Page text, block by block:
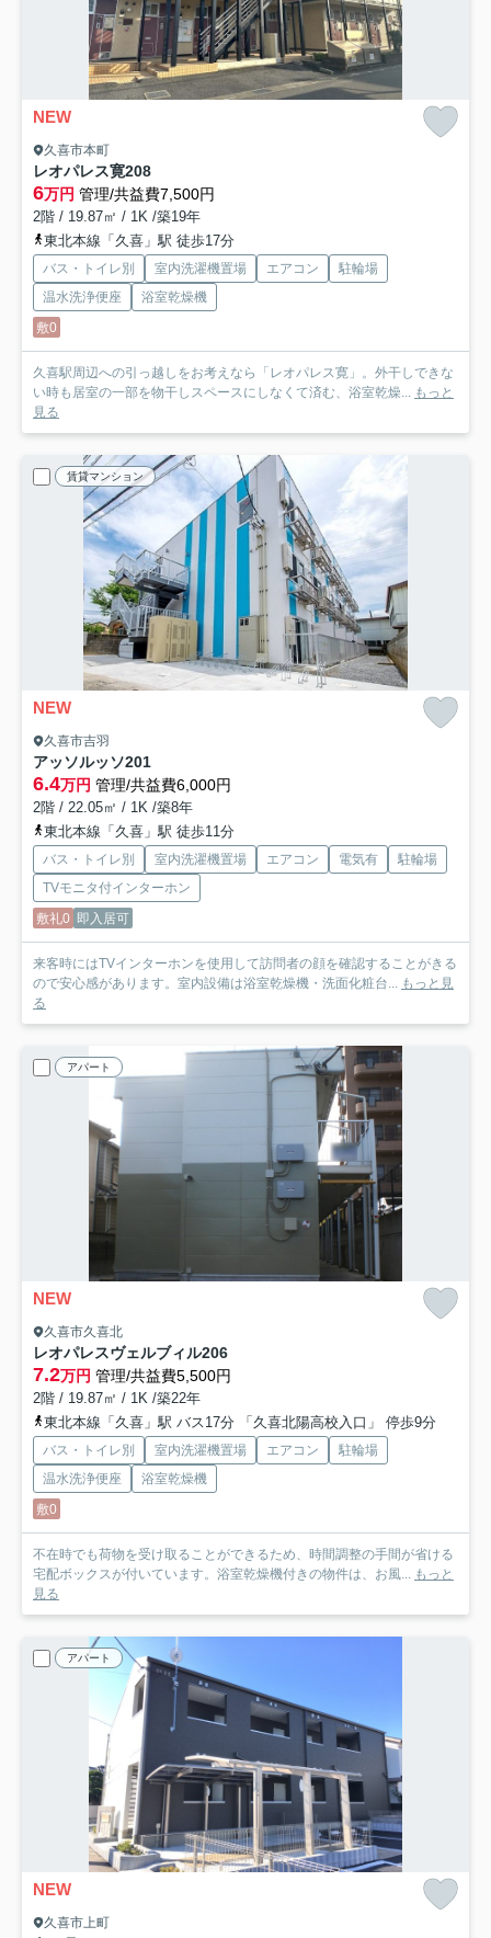
NEW
久喜市本町
レオパレス寛208
6万円 管理/共益費7,500円
2階 / 19.87㎡ / 1K /築19年
東北本線「久喜」駅 徒歩17分
バス・トイレ別 室内洗濯機置場 エアコン
駐輪場
温水洗浄便座
浴室乾燥機
敷0
久喜駅周辺への引っ越しをお考えなら「レオパレス寛」。外干しできな
い時も居室の一部を物干しスペースにしなくて済む、浴室乾燥... もっと
見る
賃貸マンション
NEW
久喜市吉羽
アッソルッソ201
6.4万円 管理/共益費6,000円
2階 / 22.05㎡ / 1K /築8年
東北本線「久喜」駅 徒歩11分
バス・トイレ別 室内洗濯機置場 エアコン 電気有
駐輪場
TVモニタ付インターホン
敷礼0 即入居可
来客時にはTVインターホンを使用して訪問者の顔を確認することがきる
ので安心感があります。室内設備は浴室乾燥機・洗面化粧台... もっと見
る
アパート
NEW
久喜市久喜北
レオパレスヴェルブィル206
7.2万円 管理/共益費5,500円
2階 / 19.87㎡ / 1K /築22年
東北本線「久喜」駅 バス17分 「久喜北陽高校入口」 停歩9分
バス・トイレ別 室内洗濯機置場 エアコン
駐輪場
温水洗浄便座
浴室乾燥機
敷0
不在時でも荷物を受け取ることができるため、時間調整の手間が省ける
宅配ボックスが付いています。浴室乾燥機付きの物件は、お風... もっと
見る
アパート
NEW
久喜市上町